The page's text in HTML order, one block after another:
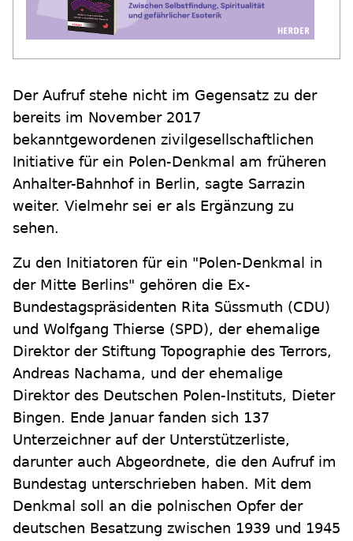
Der Aufruf stehe nicht im Gegensatz zu der
bereits im November 2017
bekanntgewordenen zivilgesellschaftlichen
Initiative für ein Polen-Denkmal am früheren
Anhalter-Bahnhof in Berlin, sagte Sarrazin
weiter. Vielmehr sei er als Ergänzung zu
sehen.
Zu den Initiatoren für ein "Polen-Denkmal in
der Mitte Berlins" gehören die Ex-
Bundestagspräsidenten Rita Süssmuth (CDU)
und Wolfgang Thierse (SPD), der ehemalige
Direktor der Stiftung Topographie des Terrors,
Andreas Nachama, und der ehemalige
Direktor des Deutschen Polen-Instituts, Dieter
Bingen. Ende Januar fanden sich 137
Unterzeichner auf der Unterstützerliste,
darunter auch Abgeordnete, die den Aufruf im
Bundestag unterschrieben haben. Mit dem
Denkmal soll an die polnischen Opfer der
deutschen Besatzung zwischen 1939 und 1945